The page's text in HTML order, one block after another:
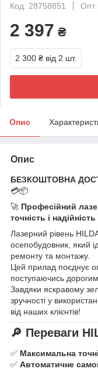
Код: 28758851
Опт
2 397 ₴
2 300 ₴ від 2 шт.
Опис
Опис
БЕЗКОШТОВНА
💳📦
🚀 Професійний
точність і
Лазерний рівень
осепобудовник, який
ремонту та монтажу.
Цей прилад поєднує
поступаючись
Завдяки яскравому
зручності у
від наших клієнтів!
🔎 Переваги
✅ Максимальна
✅ Автоматичне